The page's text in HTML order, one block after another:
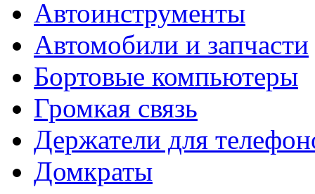
Автоинструменты
Автомобили и запчасти
Бортовые компьютеры
Громкая связь
Держатели для
Домкраты